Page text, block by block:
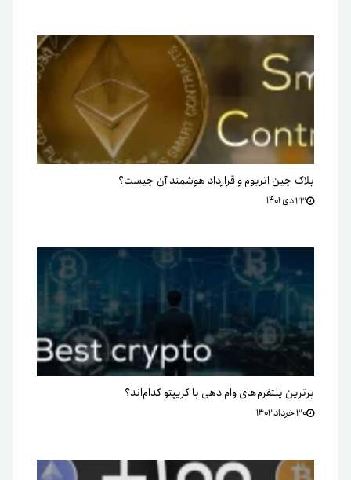
بلاک چین اتریوم و قرارداد هوشمند آن چیست؟
۲۳ دی ۱۴۰۱
برترین پلتفرم‌های وام دهی با کریپتو کدام‌اند؟
۳۰ خرداد ۱۴۰۲